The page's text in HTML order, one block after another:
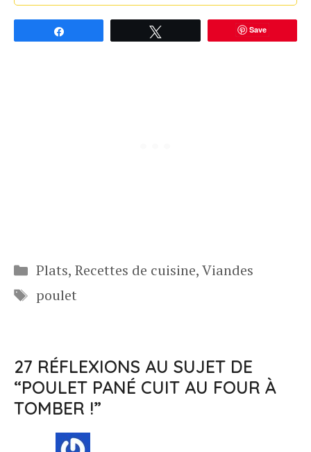
Save
Catégories
Plats, Recettes de cuisine,Viandes
Étiquettes
poulet
27 RÉFLEXIONS AU SUJET DE
“POULET PANÉ CUIT AU FOUR À
TOMBER !”